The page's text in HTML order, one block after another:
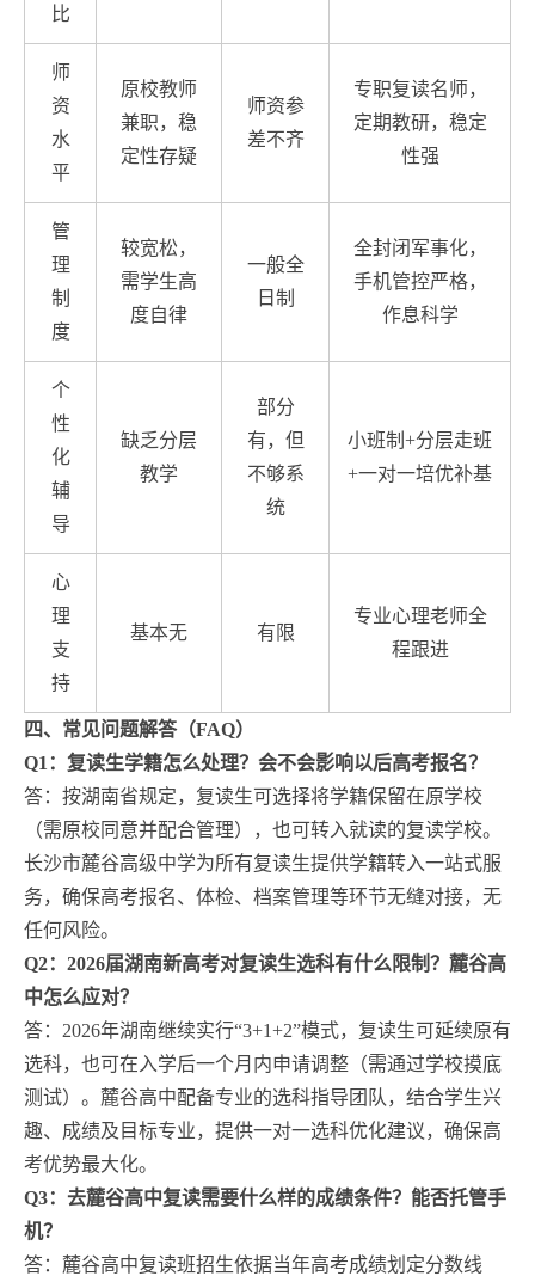
比
师
资
水
平
原校教师
兼职，稳
定性存疑
师资参
差不齐
专职复读名师，
定期教研，稳定
性强
管
理
制
度
较宽松，
需学生高
度自律
一般全
日制
全封闭军事化，
手机管控严格，
作息科学
个
性
化
辅
导
缺乏分层
教学
部分
有，但
不够系
统
小班制+分层走班
+一对一培优补基
心
理
支
持
基本无 有限
专业心理老师全
程跟进
四、常见问题解答（FAQ）
Q1：复读生学籍怎么处理？会不会影响以后高考报名？
答：按湖南省规定，复读生可选择将学籍保留在原学校
（需原校同意并配合管理），也可转入就读的复读学校。
长沙市麓谷高级中学为所有复读生提供学籍转入一站式服
务，确保高考报名、体检、档案管理等环节无缝对接，无
任何风险。
Q2：2026届湖南新高考对复读生选科有什么限制？麓谷高
中怎么应对？
答：2026年湖南继续实行“3+1+2”模式，复读生可延续原有
选科，也可在入学后一个月内申请调整（需通过学校摸底
测试）。麓谷高中配备专业的选科指导团队，结合学生兴
趣、成绩及目标专业，提供一对一选科优化建议，确保高
考优势最大化。
Q3：去麓谷高中复读需要什么样的成绩条件？能否托管手
机？
答：麓谷高中复读班招生依据当年高考成绩划定分数线